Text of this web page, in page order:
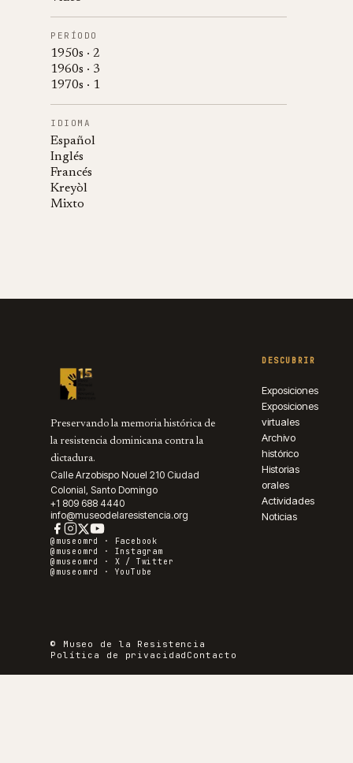
PERÍODO
1950s · 2
1960s · 3
1970s · 1
IDIOMA
Español
Inglés
Francés
Kreyòl
Mixto
Preservando la memoria histórica de
la resistencia dominicana contra la
dictadura.
Calle Arzobispo Nouel 210 Ciudad
Colonial, Santo Domingo
+1 809 688 4440
info@museodelaresistencia.org
@museomrd ·
Facebook
@museomrd · Instagram
@museomrd · X / Twitter
@museomrd · YouTube
DESCUBRIR
Exposiciones
Exposiciones
virtuales
Archivo
histórico
Historias
orales
Actividades
Noticias
© Museo de la Resistencia
Política de privacidad Contacto